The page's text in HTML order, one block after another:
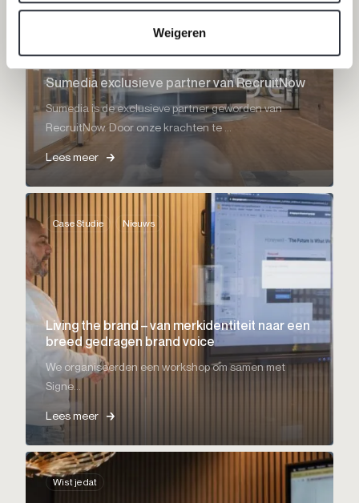
Weigeren
Sumedia exclusieve partner van RecruitNow
Sumedia is de exclusieve partner geworden van
RecruitNow. Door onze krachten te ...
Lees meer
Case Studie Nieuws
Living the brand – van merkidentiteit naar een
breed gedragen brand voice
We organiseerden een workshop om samen met
Signe...
Lees meer
Wist je dat